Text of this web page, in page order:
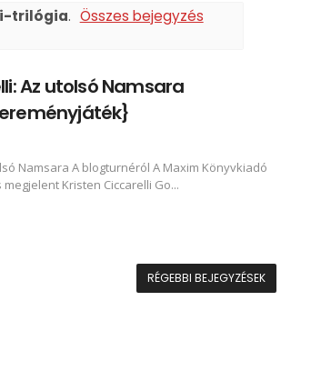
trilógia. Összes bejegyzés
Az ​utolsó Namsara
Namsara A blogturnéról A Maxim Könyvkiadó
Kristen Ciccarelli Go...
RÉGEBBI BEJEGYZÉSEK